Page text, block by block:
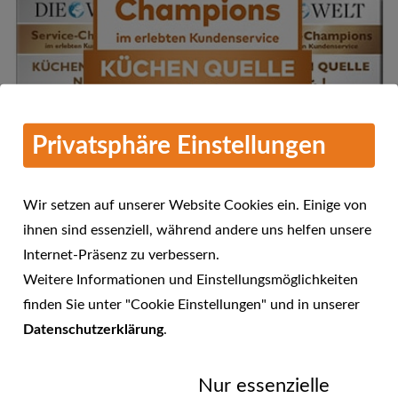
Mehr Informationen
KÜCHEN QUELLE - Service-
Champions 2016 im erlebten
Privatsphäre Einstellungen
Wir setzen auf unserer Website Cookies ein. Einige von
ihnen sind essenziell, während andere uns helfen unsere
Internet-Präsenz zu verbessern.
Weitere Informationen und Einstellungsmöglichkeiten
finden Sie unter "Cookie Einstellungen" und in unserer
Datenschutzerklärung.
Nur essenzielle